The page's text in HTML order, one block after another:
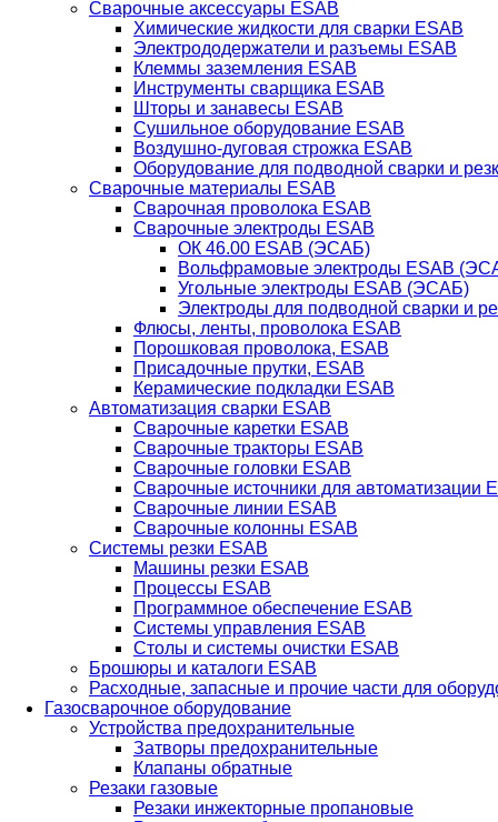
Сварочные аксессуары ESAB
Химические жидкости для сварки ESAB
Электрододержатели и разъемы ESAB
Клеммы заземления ESAB
Инструменты сварщика ESAB
Шторы и занавесы ESAB
Сушильное оборудование ESAB
Воздушно-дуговая строжка ESAB
Оборудование для подводной сварки и
Сварочные материалы ESAB
Сварочная проволока ESAB
Сварочные электроды ESAB
ОК 46.00 ESAB (ЭСАБ)
Вольфрамовые электроды ESAB
Угольные электроды ESAB (ЭСАБ)
Электроды для подводной сварки и
Флюсы, ленты, проволока ESAB
Порошковая проволока, ESAB
Присадочные прутки, ESAB
Керамические подкладки ESAB
Автоматизация сварки ESAB
Сварочные каретки ESAB
Сварочные тракторы ESAB
Сварочные головки ESAB
Сварочные источники для автоматизации
Сварочные линии ESAB
Сварочные колонны ESAB
Системы резки ESAB
Машины резки ESAB
Процессы ESAB
Программное обеспечение ESAB
Системы управления ESAB
Столы и системы очистки ESAB
Брошюры и каталоги ESAB
Расходные, запасные и прочие части для
Газосварочное оборудование
Устройства предохранительные
Затворы предохранительные
Клапаны обратные
Резаки газовые
Резаки инжекторные пропановые